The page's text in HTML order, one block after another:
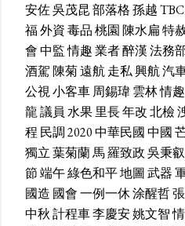
安佐吳茂昆部落格孫越TBC
福外資毒品桃園陳水扁特
會中監情趣業者醉漢法務
酒駕陳菊遠航走私興航汽
公視小客車周錫瑋雲林情
龍議員 水果里長年改北檢
程 民調2020中華民國中國
獨立葉菊蘭馬羅致政吳秉叡
節端午綠色和平地圖武器
國造 國會一例一休涂醒哲
中秋計程車李慶安姚文智